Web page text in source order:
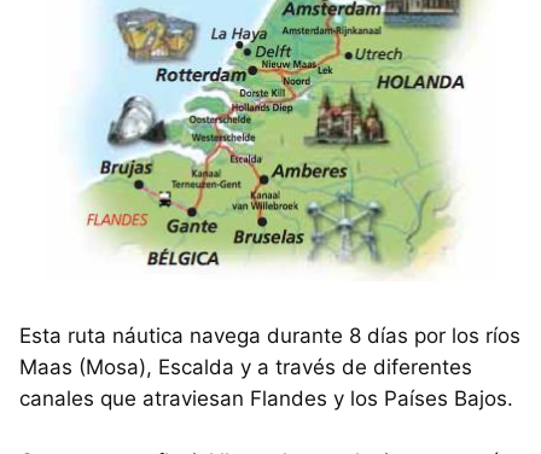
Esta ruta náutica navega durante 8 días por los ríos
Maas (Mosa), Escalda y a través de diferentes
canales que atraviesan Flandes y los Países Bajos.